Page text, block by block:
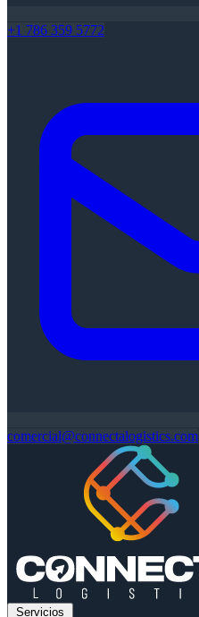
+1 786 359 5772
comercial@connectalogistics.com